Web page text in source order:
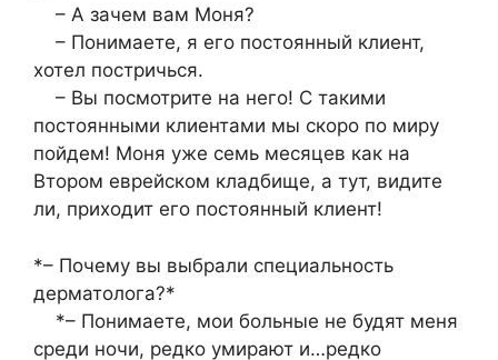
– А зачем вам Моня?
– Понимаете, я его постоянный клиент,
хотел постричься.
– Вы посмотрите на него! С такими
постоянными клиентами мы скоро по миру
пойдем! Моня уже семь месяцев как на
Втором еврейском кладбище, а тут, видите
ли, приходит его постоянный клиент!
*– Почему вы выбрали специальность
дерматолога?*
*– Понимаете, мои больные не будят меня
среди ночи, редко умирают и…редко